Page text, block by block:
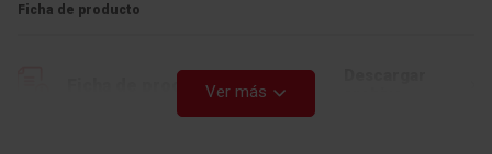
Ficha de producto
Ficha de productoVer más